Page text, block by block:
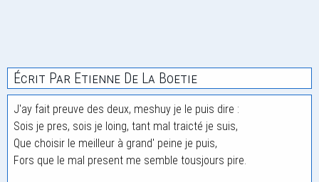
Écrit Par Etienne De La Boetie
J'ay fait preuve des deux, meshuy je le puis dire :
Sois je pres, sois je loing, tant mal traicté je suis,
Que choisir le meilleur à grand' peine je puis,
Fors que le mal present me semble tousjours pire.